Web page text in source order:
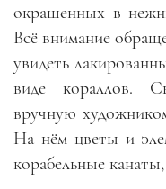
окрашенных в
Всё внимание
увидеть
виде кораллов.
вручную
На нём цветы и
корабельные